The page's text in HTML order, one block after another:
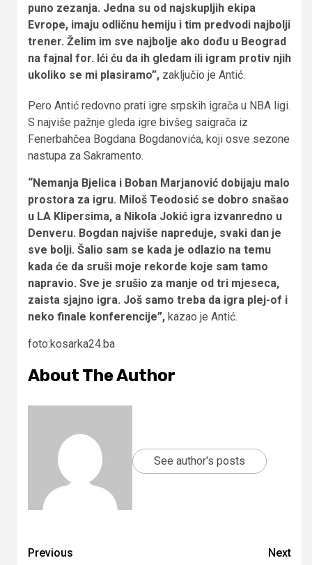
puno zezanja. Jedna su od najskupljih ekipa
Evrope, imaju odličnu hemiju i tim predvodi najbolji
trener. Želim im sve najbolje ako dođu u Beograd
na fajnal for. Ići ću da ih gledam ili igram protiv njih
ukoliko se mi plasiramo”, zaključio je Antić.
Pero Antić redovno prati igre srpskih igrača u NBA ligi.
S najviše pažnje gleda igre bivšeg saigrača iz
Fenerbahčea Bogdana Bogdanovića, koji osve sezone
nastupa za Sakramento.
“Nemanja Bjelica i Boban Marjanović dobijaju malo
prostora za igru. Miloš Teodosić se dobro snašao
u LA Klipersima, a Nikola Jokić igra izvanredno u
Denveru. Bogdan najviše napreduje, svaki dan je
sve bolji. Šalio sam se kada je odlazio na temu
kada će da sruši moje rekorde koje sam tamo
napravio. Sve je srušio za manje od tri mjeseca,
zaista sjajno igra. Još samo treba da igra plej-of i
neko finale konferencije”, kazao je Antić.
foto:kosarka24.ba
About The Author
See author's posts
Continue
Previous
Next